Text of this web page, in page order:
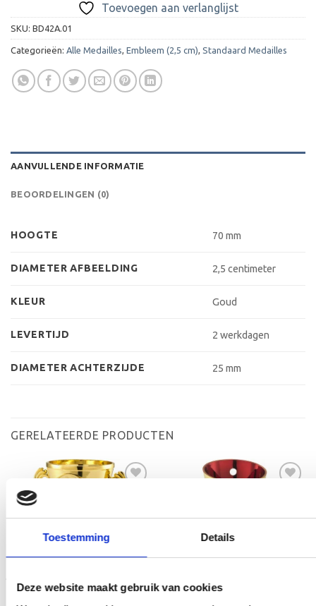
Toestemming Details
Deze website maakt gebruik van cookies
Toevoegen aan verlanglijst
SKU: BD42A.01
Categorieën: Alle Medailles Embleem (2,5 cm) Standaard Medailles
AANVULLENDE INFORMATIE
BEOORDELINGEN (0)
HOOGTE 70 mm
DIAMETER AFBEELDING 2,5 centimeter
KLEUR Goud
LEVERTIJD 2 werkdagen
DIAMETER ACHTERZIJDE 25 mm
GERELATEERDE PRODUCTEN
Toevoegen
verlanglijst
Toevoegen